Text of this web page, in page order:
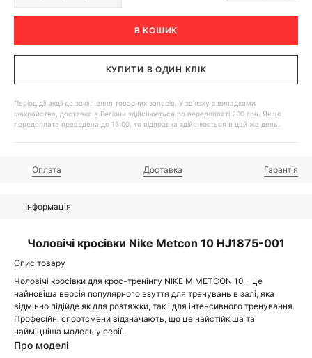
В КОШИК
КУПИТИ В ОДИН КЛІК
Період дії акції до закінчення товарних запасів. У зв'язку з випадками
шахрайства, доставка в Регіони здійснюється по передоплаті 200 грн. Якщо
передоплата проведена до 15:00, то відправка здійснюється в цей же день.
Оплата Доставка Гарантія
Інформація
Чоловічі кросівки Nike Metcon 10 HJ1875-001
Опис товару
Чоловічі кросівки для крос-тренінгу NIKE M METCON 10 - це
найновіша версія популярного взуття для тренувань в залі, яка
відмінно підійде як для розтяжки, так і для інтенсивного тренування.
Професійні спортсмени відзначають, що це найстійкіша та
найміцніша модель у серії.
Про моделі